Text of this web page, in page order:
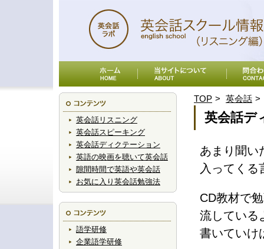
英会話リスニング
英会話スピーキング
英会話ディクテーション
英語の映画を聴いて英会話
隙間時間で英語や英会話
お気に入り英会話勉強法
語学研修
企業語学研修
TOP 英会話
英会話デ
あまり聞い
入ってく
CD教材で
流している
書いていけ